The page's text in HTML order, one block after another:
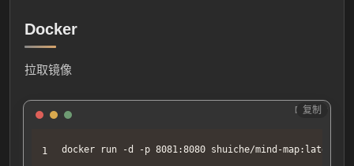
Docker
拉取镜像
docker run -d -p 8081:8080 shuiche/mind-map:latest
复制
Docker